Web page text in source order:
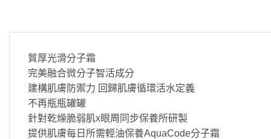
質厚光滑分子霜
完美融合微分子智活成分
建構肌膚防禦力 回歸肌膚循環活水定義
不再瓶瓶罐罐
針對乾燥脆弱肌x眼周同步保養所研製
提供肌膚每日所需輕油保養AquaCode分子霜